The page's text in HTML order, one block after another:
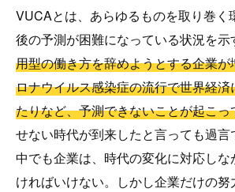
VUCAとは、あらゆるものを取り巻く
後の予測が困難になっている状況を示
用型の働き方を辞めようとする企業
ロナウイルス感染症の流行で世界経
たりなど、予測できないことが起こっ
せない時代が到来したと言っても過
中でも企業は、時代の変化に対応し
ければいけない。しかし企業だけの